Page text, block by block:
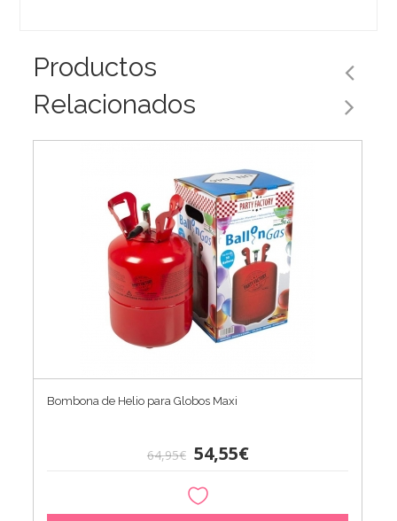
Productos
Relacionados
Bombona de Helio para Globos Maxi
64,95€ 54,55€